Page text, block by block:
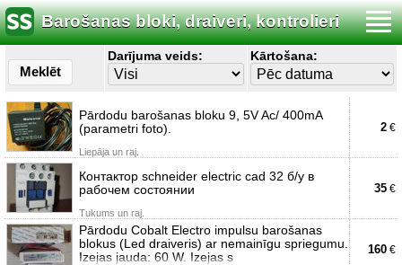
Barošanas bloki, draiveri, kontrolieri
Meklēt
Darījuma veids: Kārtošana:
Pārdodu barošanas bloku 9, 5V Ac/ 400mA
(parametri foto).
Liepāja un raj.
2 €
Контактор schneider electric cad 32 б/у в
рабочем состоянии
Tukums un raj.
35 €
Pārdodu Cobalt Electro impulsu barošanas
blokus (Led draiveris) ar nemainīgu spriegumu.
Izejas jauda: 60 W. Izejas s
160 €